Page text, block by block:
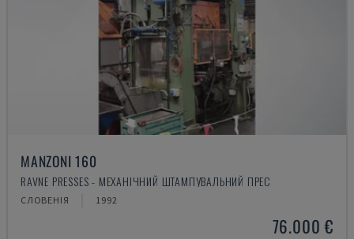
MANZONI 160
RAVNE PRESSES - МЕХАНІЧНИЙ ШТАМПУВАЛЬНИЙ ПРЕС
СЛОВЕНІЯ 1992
76.000 €